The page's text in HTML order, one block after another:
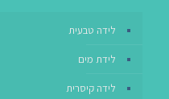
לידה טבעית
לידת מים
לידה קיסרית